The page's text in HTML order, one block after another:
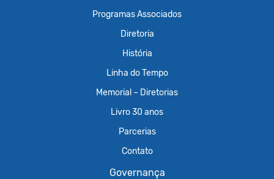
Programas Associados
Diretoria
História
Linha do Tempo
Memorial – Diretorias
Livro 30 anos
Parcerias
Contato
Governança